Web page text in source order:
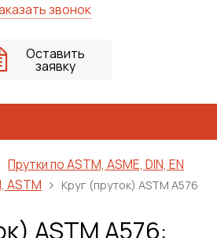
звонок
Оставить
заявку
Прутки по ASTM, ASME, DIN, EN
ASTM
Круг (пруток) ASTM A576
ASTM A576: